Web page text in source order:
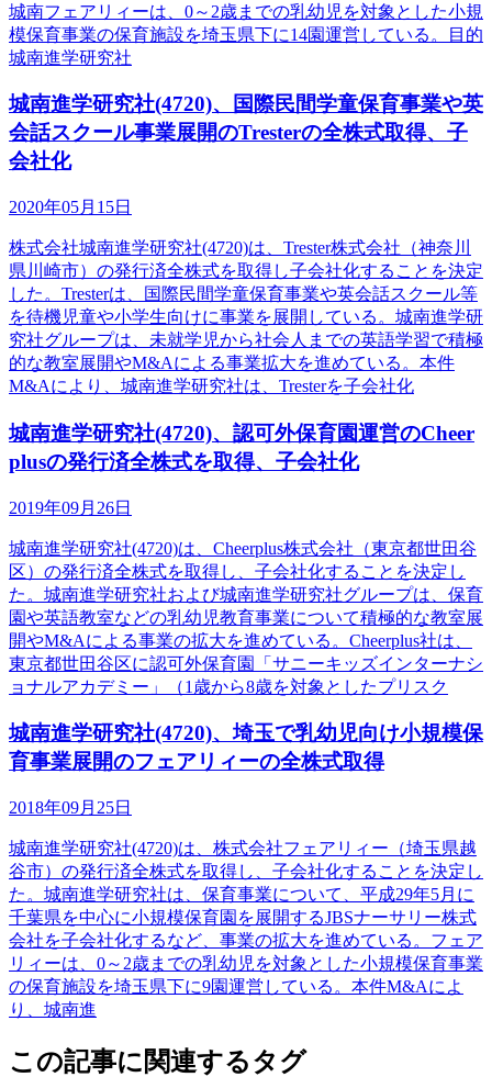
城南フェアリィーは、0～2歳までの乳幼児を対象とした小規
模保育事業の保育施設を埼玉県下に14園運営している。目的
城南進学研究社
城南進学研究社(4720)、国際民間学童保育事業や英
会話スクール事業展開のTresterの全株式取得、子
会社化
2020年05月15日
株式会社城南進学研究社(4720)は、Trester株式会社（神奈川
県川崎市）の発行済全株式を取得し子会社化することを決定
した。Tresterは、国際民間学童保育事業や英会話スクール等
を待機児童や小学生向けに事業を展開している。城南進学研
究社グループは、未就学児から社会人までの英語学習で積極
的な教室展開やM&Aによる事業拡大を進めている。本件
M&Aにより、城南進学研究社は、Tresterを子会社化
城南進学研究社(4720)、認可外保育園運営のCheer
plusの発行済全株式を取得、子会社化
2019年09月26日
城南進学研究社(4720)は、Cheerplus株式会社（東京都世田谷
区）の発行済全株式を取得し、子会社化することを決定し
た。城南進学研究社および城南進学研究社グループは、保育
園や英語教室などの乳幼児教育事業について積極的な教室展
開やM&Aによる事業の拡大を進めている。Cheerplus社は、
東京都世田谷区に認可外保育園「サニーキッズインターナシ
ョナルアカデミー」（1歳から8歳を対象としたプリスク
城南進学研究社(4720)、埼玉で乳幼児向け小規模保
育事業展開のフェアリィーの全株式取得
2018年09月25日
城南進学研究社(4720)は、株式会社フェアリィー（埼玉県越
谷市）の発行済全株式を取得し、子会社化することを決定し
た。城南進学研究社は、保育事業について、平成29年5月に
千葉県を中心に小規模保育園を展開するJBSナーサリー株式
会社を子会社化するなど、事業の拡大を進めている。フェア
リィーは、0～2歳までの乳幼児を対象とした小規模保育事業
の保育施設を埼玉県下に9園運営している。本件M&Aによ
り、城南進
この記事に関連するタグ